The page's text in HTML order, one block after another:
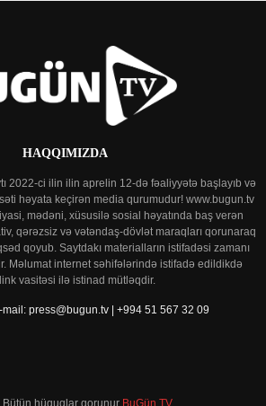
HAQQIMIZDA
2022-ci ilin ilin aprelin 12-də fəaliyyətə başlayıb və
həyata keçirən media qurumudur! www.bugun.tv
mədəni, xüsusilə sosial həyatında baş verən
qərəzsiz və vətəndaş-dövlət maraqları qorunaraq
qoyub. Saytdakı materialların istifadəsi zamanı
Məlumat internet səhifələrində istifadə edildikdə
vasitəsi ilə istinad mütləqdir.
mail: press@bugun.tv | +994 51 567 32 09